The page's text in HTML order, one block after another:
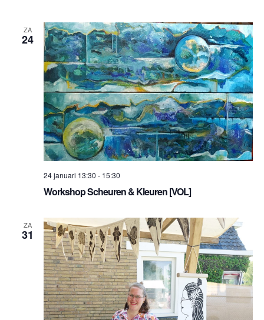
ZA
24
Workshop Scheuren & Kleuren [VOL]
24 januari 13:30 - 15:30
ZA
31